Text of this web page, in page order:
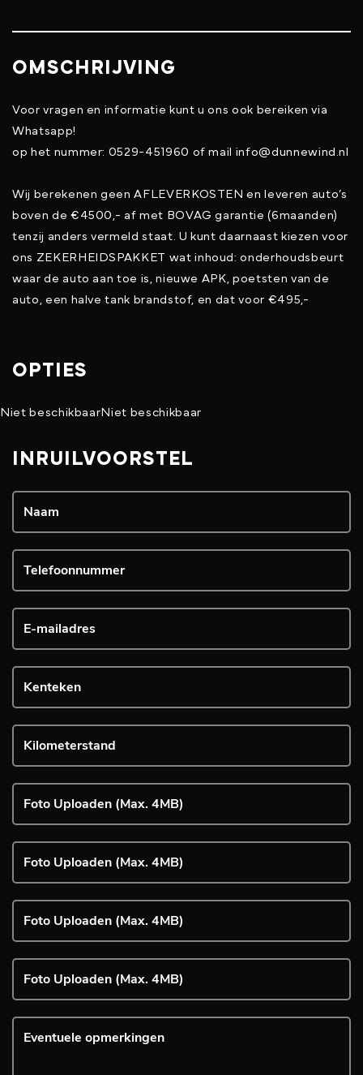
OMSCHRIJVING
Voor vragen en informatie kunt u ons ook bereiken via
Whatsapp!
op het nummer: 0529-451960 of mail info@dunnewind.nl
Wij berekenen geen AFLEVERKOSTEN en leveren auto’s
boven de €4500,- af met BOVAG garantie (6maanden)
tenzij anders vermeld staat. U kunt daarnaast kiezen voor
ons ZEKERHEIDSPAKKET wat inhoud: onderhoudsbeurt
waar de auto aan toe is, nieuwe APK, poetsten van de
auto, een halve tank brandstof, en dat voor €495,-
OPTIES
Niet beschikbaar Niet beschikbaar
INRUILVOORSTEL
Foto Uploaden (Max. 4MB)
Foto Uploaden (Max. 4MB)
Foto Uploaden (Max. 4MB)
Foto Uploaden (Max. 4MB)